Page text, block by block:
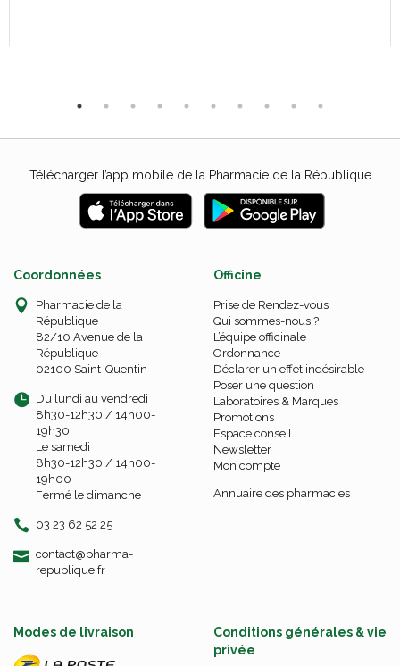
Télécharger l’app mobile de la Pharmacie de la République
Coordonnées
Pharmacie de la
République
82/10 Avenue de la
République
02100 Saint-Quentin
Du lundi au vendredi
8h30-12h30 / 14h00-
19h30
Le samedi
8h30-12h30 / 14h00-
19h00
Fermé le dimanche
03 23 62 52 25
contact-
@-
pharma-
republique.fr
Officine
Prise de Rendez-vous
Qui sommes-nous ?
L’équipe officinale
Ordonnance
Déclarer un effet indésirable
Poser une question
Laboratoires & Marques
Promotions
Espace conseil
Newsletter
Mon compte
Annuaire des pharmacies
Modes de livraison
Conditions générales & vie
privée